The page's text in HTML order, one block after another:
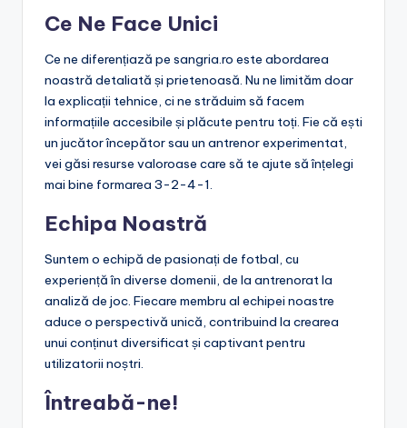
Ce Ne Face Unici
Ce ne diferențiază pe sangria.ro este abordarea
noastră detaliată și prietenoasă. Nu ne limităm doar
la explicații tehnice, ci ne străduim să facem
informațiile accesibile și plăcute pentru toți. Fie că ești
un jucător începător sau un antrenor experimentat,
vei găsi resurse valoroase care să te ajute să înțelegi
mai bine formarea 3-2-4-1.
Echipa Noastră
Suntem o echipă de pasionați de fotbal, cu
experiență în diverse domenii, de la antrenorat la
analiză de joc. Fiecare membru al echipei noastre
aduce o perspectivă unică, contribuind la crearea
unui conținut diversificat și captivant pentru
utilizatorii noștri.
Întreabă-ne!